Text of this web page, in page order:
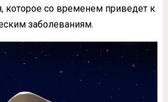
которое со временем приведет к
заболеваниям.